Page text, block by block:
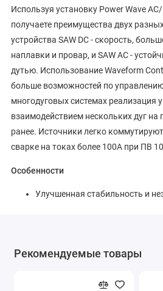
Используя установку Power Wave
получаете преимущества двух
устройства SAW DC - скорость,
наплавки и провар, и SAW AC -
дутью. Использование Waveform
больше возможностей по
многодуговых системах реализация
взаимодействием нескольких дуг
ранее. Источники легко
сварке на токах более 100А при ПВ
Особенности
Улучшенная стабильность и
перенастройки оборудования.
обеспечивается в том числе
Рекомендуемые товары